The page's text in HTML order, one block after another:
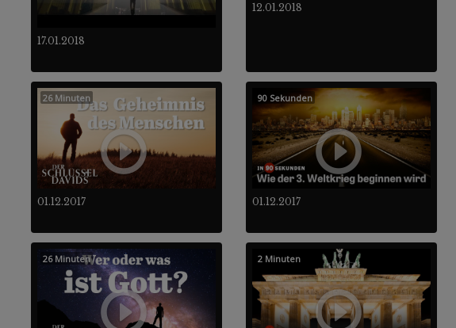
17.01.2018
12.01.2018
01.12.2017
26 Minuten
01.12.2017
90 Sekunden
26 Minuten 2 Minuten